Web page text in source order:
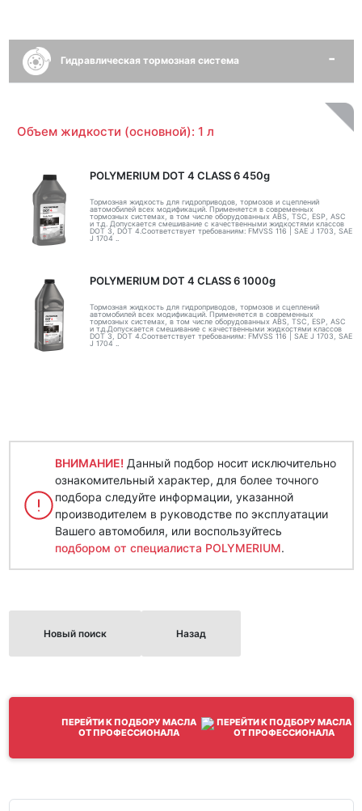
Гидравлическая тормозная система
Объем жидкости (основной): 1 л
POLYMERIUM DOT 4 CLASS 6 450g
Тормозная жидкость для гидроприводов, тормозов и сцеплений
автомобилей всех модификаций. Применяется в современных
тормозных системах, в том числе оборудованных ABS, TSC, ESP, ASC
и т.д. Допускается смешивание с качественными жидкостями классов
DOT 3, DOT 4.Соответствует требованиям: FMVSS 116 | SAE J 1703, SAE
J 1704 ..
POLYMERIUM DOT 4 CLASS 6 1000g
Тормозная жидкость для гидроприводов, тормозов и сцеплений
автомобилей всех модификаций. Применяется в современных
тормозных системах, в том числе оборудованных ABS, TSC, ESP, ASC
и т.д.Допускается смешивание с качественными жидкостями классов
DOT 3, DOT 4.Соответствует требованиям: FMVSS 116 | SAE J 1703, SAE
J 1704 ..
ВНИМАНИЕ! Данный подбор носит исключительно
ознакомительный характер, для более точного
подбора следуйте информации, указанной
производителем в руководстве по эксплуатации
Вашего автомобиля, или воспользуйтесь
подбором от специалиста POLYMERIUM.
Новый поиск Назад
ПЕРЕЙТИ К ПОДБОРУ МАСЛА
ОТ ПРОФЕССИОНАЛА